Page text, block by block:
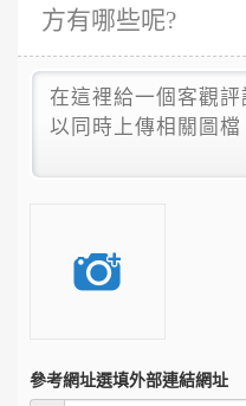
方有哪些呢?
參考網址選填外部連結網址